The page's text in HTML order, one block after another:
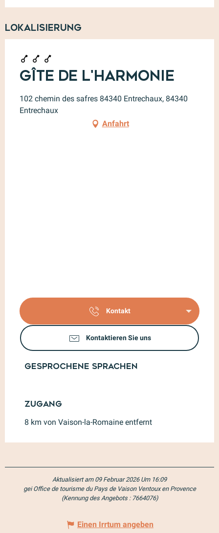
Lokalisierung
Gîte de l'Harmonie
102 chemin des safres 84340 Entrechaux, 84340
Entrechaux
Anfahrt
Kontakt
Kontaktieren Sie uns
Gesprochene Sprachen
Gesprochene Sprachen
Zugang
Zugang
8 km von Vaison-la-Romaine entfernt
Aktualisiert am 09 Februar 2026 Um 16:09
gei Office de tourisme du Pays de Vaison Ventoux en Provence
(Kennung des Angebots : 7664076)
Einen Irrtum angeben